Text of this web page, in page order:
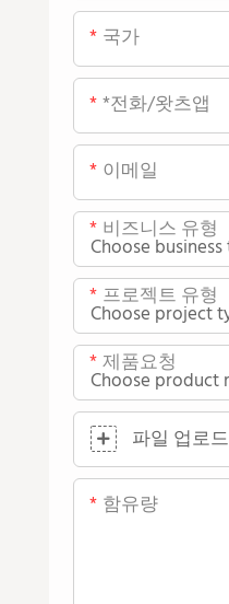
국가
*전화/왓츠앱
이메일
비즈니스 유형
프로젝트 유형
제품요청
파일 업로드
함유량